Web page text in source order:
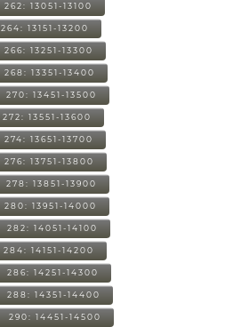
262: 13051-13100
264: 13151-13200
266: 13251-13300
268: 13351-13400
270: 13451-13500
272: 13551-13600
274: 13651-13700
276: 13751-13800
278: 13851-13900
280: 13951-14000
282: 14051-14100
284: 14151-14200
286: 14251-14300
288: 14351-14400
290: 14451-14500